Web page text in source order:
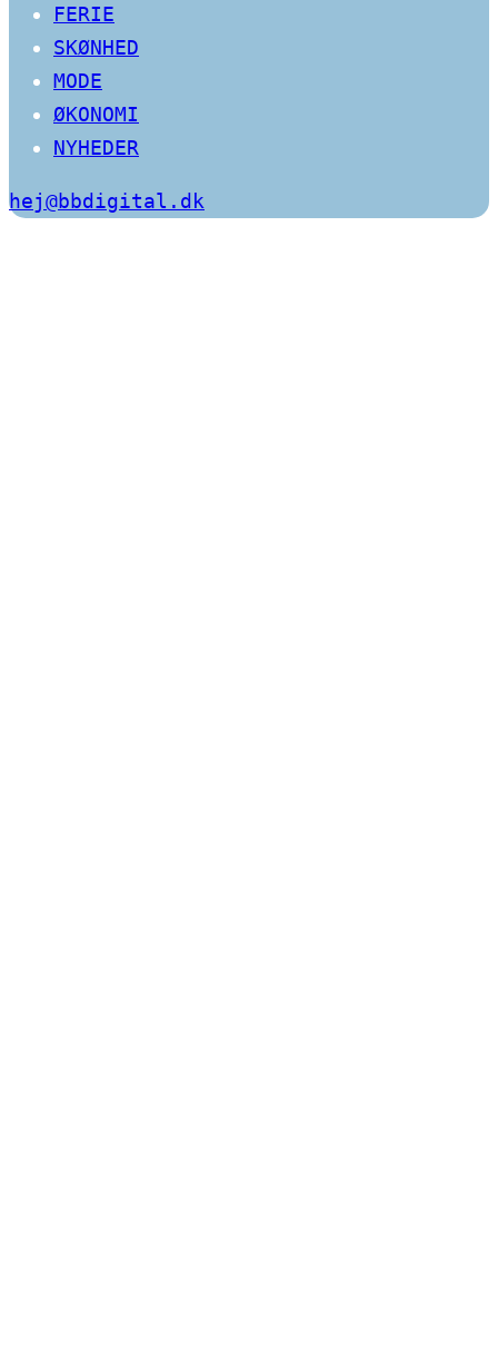
FERIE
SKØNHED
MODE
ØKONOMI
NYHEDER
hej@bbdigital.dk